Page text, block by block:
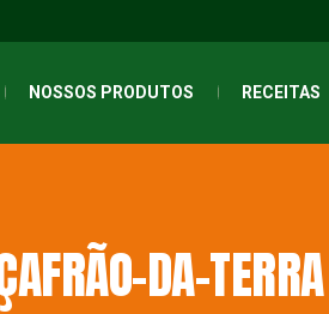
NOSSOS PRODUTOS RECEITAS
DA-TERRA